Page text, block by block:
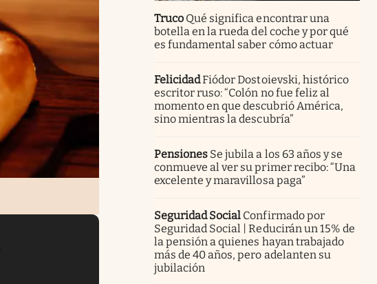
Truco Qué significa encontrar una
botella en la rueda del coche y por qué
es fundamental saber cómo actuar
FelicidadFiódor Dostoievski, histórico
escritor ruso: “Colón no fue feliz al
momento en que descubrió América,
sino mientras la descubría”
Pensiones Se jubila a los 63 años y se
conmueve al ver su primer recibo: “Una
excelente y maravillosa paga”
Seguridad Social Confirmado por
Seguridad Social | Reducirán un 15% de
la pensión a quienes hayan trabajado
más de 40 años, pero adelanten su
jubilación